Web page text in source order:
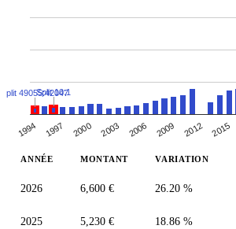
1994 1997 2000 2003 2006 2009 2012 2015
Split 49055:42047
Split 10:1
ANNÉE MONTANT VARIATION
2026 6,600 € 26.20 %
2025 5,230 € 18.86 %